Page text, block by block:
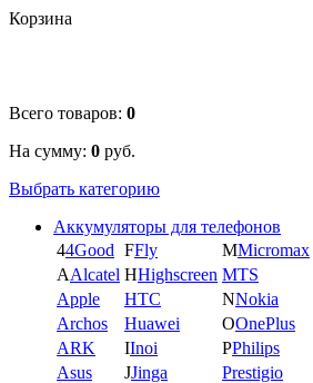
Корзина
Всего товаров: 0
На сумму: 0 руб.
Выбрать категорию
Аккумуляторы для телефонов
44Good FFly MMicromax
AAlcatel HHighscreen MTS
Apple
HTC NNokia
Archos
Huawei OOnePlus
ARK
IInoi PPhilips
Asus
JJinga Prestigio